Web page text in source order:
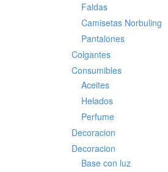
Faldas
Camisetas Norbuling
Pantalones
Colgantes
Consumibles
Aceites
Helados
Perfume
Decoracion
Decoracion
Base con luz